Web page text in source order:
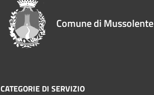
Comune di Mussolente
CATEGORIE DI SERVIZIO